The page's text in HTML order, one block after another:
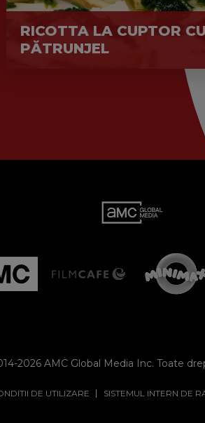
RICOTTA LA CUPTOR CU
PĂTRUNJEL
2026 AMC Global Media Inc. Toate
DE UTILIZARE SISTEMUL INTERN DE